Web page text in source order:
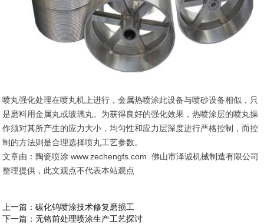
喷丸强化处理在喷丸机上进行，金属热喷涂此设备与喷砂设备相似，只
是磨料用金属丸或玻璃丸。为获得良好的强化效果，热喷涂层的喷丸操
作须对其所产生的应力大小，均匀性和应力层深度进行严格控制，而控
制的方法则是合理选择喷丸工艺参数。
文章由：陶瓷喷涂 www.zechengfs.com 佛山市泽诚机械制造有限公司
整理提供，此文观点不代表本站观点
上一篇 ：碳化钨喷涂技术修复磨损工
下一篇 ：无铬前处理喷涂生产工艺探讨